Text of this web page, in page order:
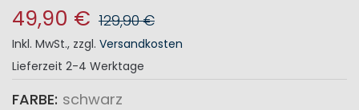
49,90 € 129,90 €
Inkl. MwSt., zzgl. Versandkosten
Lieferzeit 2-4 Werktage
FARBE schwarz